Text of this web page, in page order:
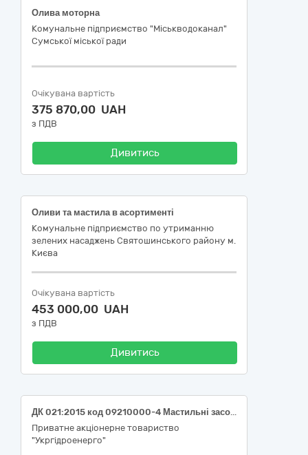
Олива моторна
Комунальне підприємство "Міськводоканал"
Сумської міської ради
Очікувана вартість
375 870,00 UAH
з ПДВ
Дивитись
Оливи та мастила в асортименті
Комунальне підприємство по утриманню
зелених насаджень Святошинського району м.
Києва
Очікувана вартість
453 000,00 UAH
з ПДВ
Дивитись
ДК 021:2015 код 09210000-4 Мастильні засоби (Олива для філії "Дніпровська ГЕС" ПрАТ "Укргідроенерго")
Приватне акціонерне товариство
"Укргідроенерго"